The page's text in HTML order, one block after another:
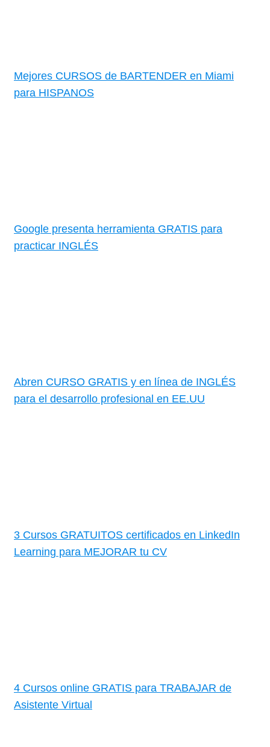
Mejores CURSOS de BARTENDER en Miami
para HISPANOS
Google presenta herramienta GRATIS para
practicar INGLÉS
Abren CURSO GRATIS y en línea de INGLÉS
para el desarrollo profesional en EE.UU
3 Cursos GRATUITOS certificados en LinkedIn
Learning para MEJORAR tu CV
4 Cursos online GRATIS para TRABAJAR de
Asistente Virtual